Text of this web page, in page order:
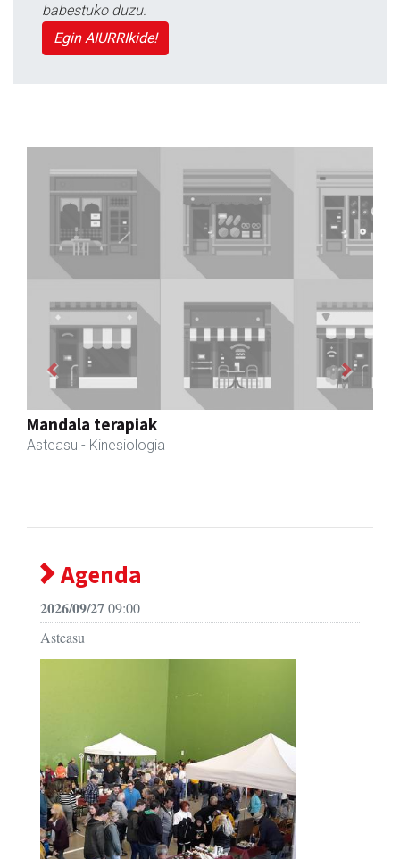
babestuko duzu.
Egin AIURRIkide!
AMC Mecanocaucho
Asteasu - Industria hornidurak
Previous Next
Agenda
2026/09/2709:00